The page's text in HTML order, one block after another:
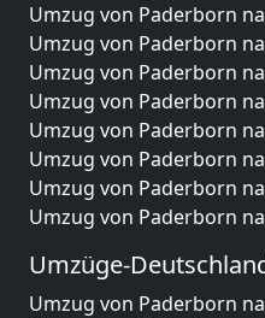
Umzug von Paderborn
Umzug von Paderborn
Umzug von Paderborn
Umzug von Paderborn
Umzug von Paderborn
Umzug von Paderborn
Umzug von Paderborn
Umzug von Paderborn
Umzüge-
Umzug von Paderborn